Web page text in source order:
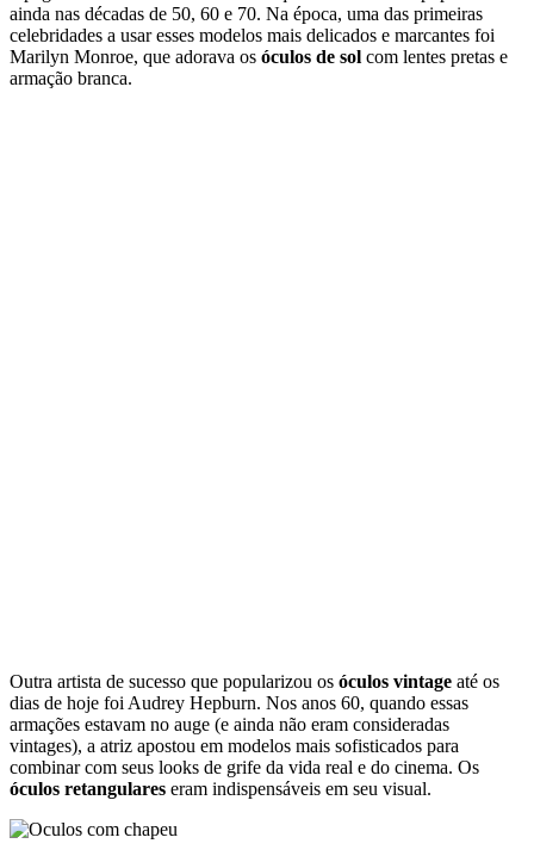
repaginada nos últimos anos — conquistaram bastante popularidade
ainda nas décadas de 50, 60 e 70. Na época, uma das primeiras
celebridades a usar esses modelos mais delicados e marcantes foi
Marilyn Monroe, que adorava os óculos de sol com lentes pretas e
armação branca.
Outra artista de sucesso que popularizou os óculos vintage até os
dias de hoje foi Audrey Hepburn. Nos anos 60, quando essas
armações estavam no auge (e ainda não eram consideradas
vintages), a atriz apostou em modelos mais sofisticados para
combinar com seus looks de grife da vida real e do cinema. Os
óculos retangulares eram indispensáveis em seu visual.